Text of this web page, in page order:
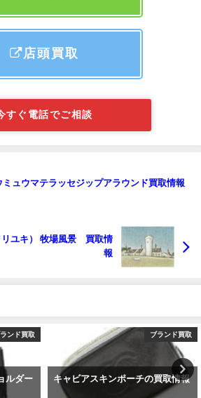
店頭買取
すぐ電話でご相談
ミュウマテラッセジップアラウンド買取情報
リユキ） 牧場風景 買取情
報
ンド買取
ルダー
ブランド買取
キャビアスキンポーチの買取情報